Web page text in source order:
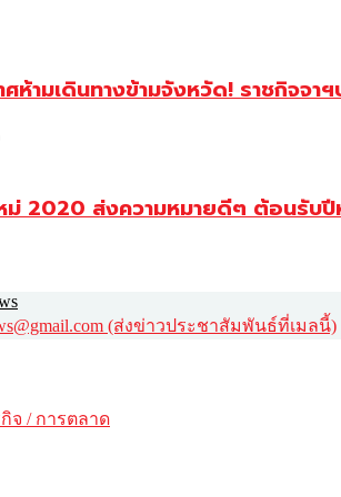
ศห้ามเดินทางข้ามจังหวัด! ราชกิจจา
ม่ 2020 ส่งความหมายดีๆ ต้อนรับ
(ส่งข่าวประชาสัมพันธ์ที่เมลนี้)
จ / การตลาด